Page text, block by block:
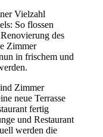
Vielzahl
So flossen
des
Zimmer
in frischem und
Zimmer
neue Terrasse
fertig
und Restaurant
werden die